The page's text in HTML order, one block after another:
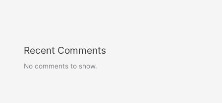
Recent Comments
No comments to show.